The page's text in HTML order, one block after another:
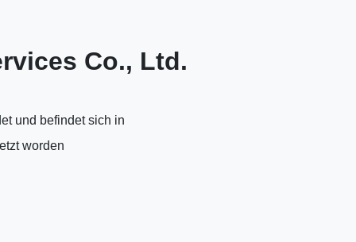
Co., Ltd.
und befindet sich in
worden